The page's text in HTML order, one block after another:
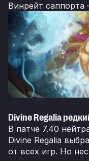
Винрейт саппорта
Divine Regalia
В патче 7.40
Divine Regalia
от всех игр. Но